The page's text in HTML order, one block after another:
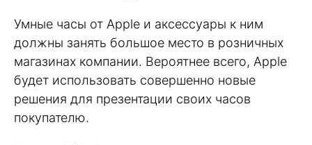
Умные часы от Apple и аксессуары к ним
должны занять большое место в розничных
магазинах компании. Вероятнее всего, Apple
будет использовать совершенно новые
решения для презентации своих часов
покупателю.